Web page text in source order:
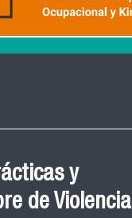
y
de Violencia